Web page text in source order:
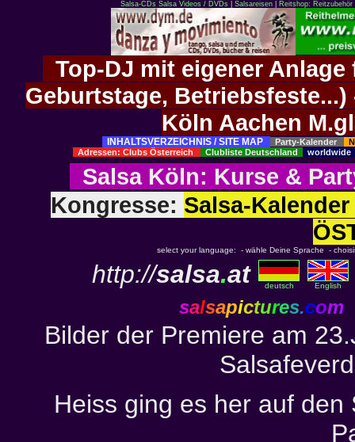
Salsa-CDs Salsa Videos / DVDs| Salsareisen| Reitshop:
Top-DJ mit eigener
Geburtstage,
Köln Aachen
INHALTSVERZEICHNIS / SITE MAP Party-Kalender
Adressen: Clubs Österreich
Clubliste Deutschland worldwide
Salsa Köln: Kurse &
Kongresse: Salsa-
select your language: - wähle Deine Sprache -
http://salsa.at deutsch English
salsapictures.com
Bilder der Premiere am
Heiss ging es her auf